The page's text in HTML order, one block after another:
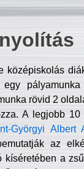
középiskolás
egy
rövid 2
A legjobb
Györgyi Albert
az
kíséretében a